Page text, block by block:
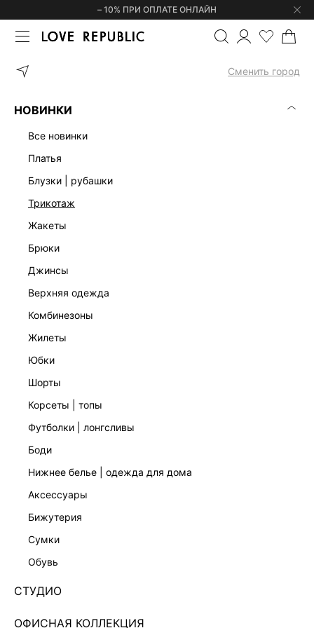
– 10% ПРИ ОПЛАТЕ ОНЛАЙН
Сменить город
НОВИНКИ
все новинки
платья
блузки | рубашки
трикотаж
жакеты
брюки
джинсы
верхняя одежда
комбинезоны
жилеты
юбки
шорты
корсеты | топы
футболки | лонгсливы
боди
нижнее белье | одежда для дома
аксессуары
бижутерия
сумки
обувь
СТУДИО
ОФИСНАЯ КОЛЛЕКЦИЯ
ГЛАВНАЯ БОДИ ИЗ ДЖЕРСИ С
6357102315-92
750 ₽x 4 платежа с Подели